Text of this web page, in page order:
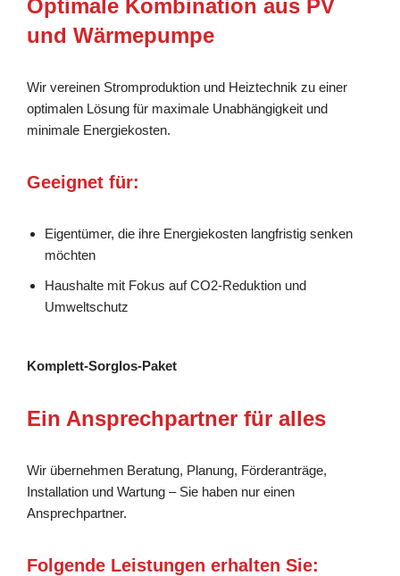
Optimale Kombination aus PV
und Wärmepumpe
Wir vereinen Stromproduktion und Heiztechnik zu einer
optimalen Lösung für maximale Unabhängigkeit und
minimale Energiekosten.
Geeignet für:
Eigentümer, die ihre Energiekosten langfristig senken
möchten
Haushalte mit Fokus auf CO2-Reduktion und
Umweltschutz
Komplett-Sorglos-Paket
Ein Ansprechpartner für alles
Wir übernehmen Beratung, Planung, Förderanträge,
Installation und Wartung – Sie haben nur einen
Ansprechpartner.
Folgende Leistungen erhalten Sie: